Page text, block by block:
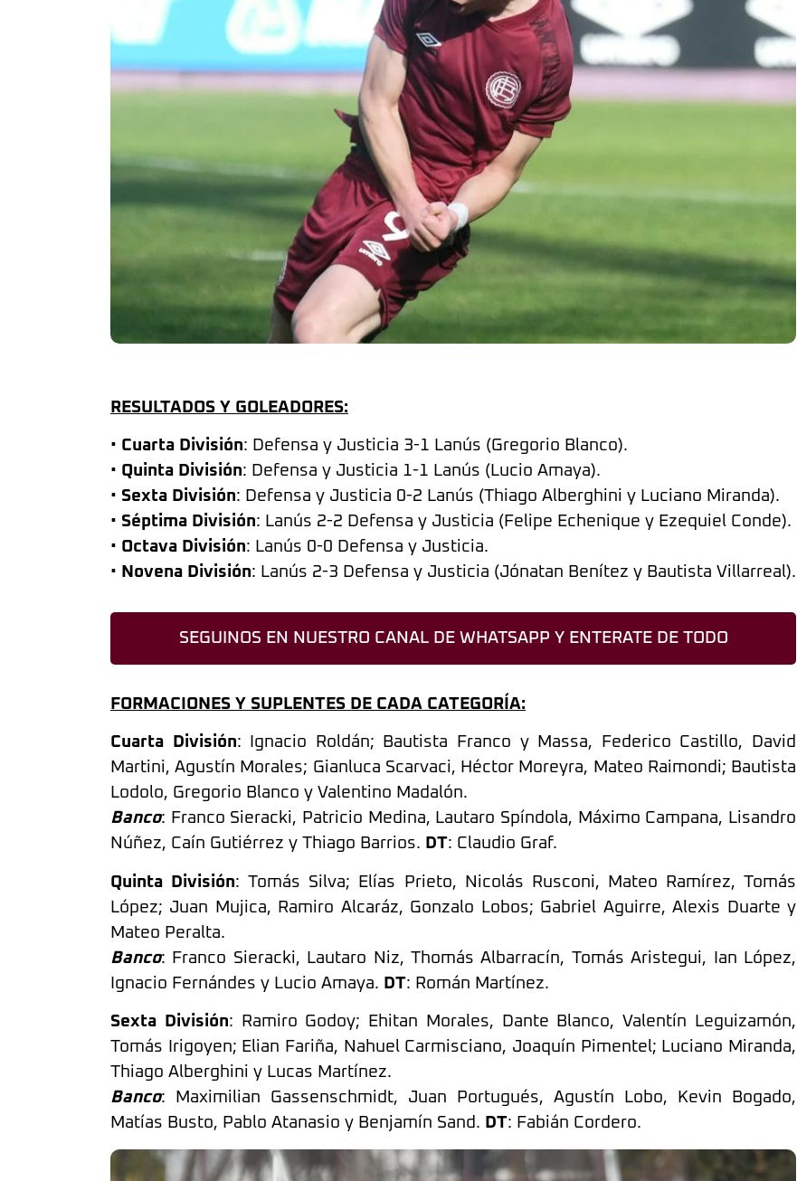
RESULTADOS Y GOLEADORES:
• Cuarta División: Defensa y Justicia 3-1 Lanús (Gregorio Blanco).
• Quinta División: Defensa y Justicia 1-1 Lanús (Lucio Amaya).
• Sexta División: Defensa y Justicia 0-2 Lanús (Thiago Alberghini y Luciano Miranda).
• Séptima División: Lanús 2-2 Defensa y Justicia (Felipe Echenique y Ezequiel Conde).
• Octava División: Lanús 0-0 Defensa y Justicia.
• Novena División: Lanús 2-3 Defensa y Justicia (Jónatan Benítez y Bautista Villarreal).
SEGUINOS EN NUESTRO CANAL DE WHATSAPP Y ENTERATE DE TODO
FORMACIONES Y SUPLENTES DE CADA CATEGORÍA:
Cuarta División: Ignacio Roldán; Bautista Franco y Massa, Federico Castillo, David
Martini, Agustín Morales; Gianluca Scarvaci, Héctor Moreyra, Mateo Raimondi; Bautista
Lodolo, Gregorio Blanco y Valentino Madalón.
Banco: Franco Sieracki, Patricio Medina, Lautaro Spíndola, Máximo Campana, Lisandro
Núñez, Caín Gutiérrez y Thiago Barrios. DT: Claudio Graf.
Quinta División: Tomás Silva; Elías Prieto, Nicolás Rusconi, Mateo Ramírez, Tomás
López; Juan Mujica, Ramiro Alcaráz, Gonzalo Lobos; Gabriel Aguirre, Alexis Duarte y
Mateo Peralta.
Banco: Franco Sieracki, Lautaro Niz, Thomás Albarracín, Tomás Aristegui, Ian López,
Ignacio Fernándes y Lucio Amaya. DT: Román Martínez.
Sexta División: Ramiro Godoy; Ehitan Morales, Dante Blanco, Valentín Leguizamón,
Tomás Irigoyen; Elian Fariña, Nahuel Carmisciano, Joaquín Pimentel; Luciano Miranda,
Thiago Alberghini y Lucas Martínez.
Banco: Maximilian Gassenschmidt, Juan Portugués, Agustín Lobo, Kevin Bogado,
Matías Busto, Pablo Atanasio y Benjamín Sand. DT: Fabián Cordero.